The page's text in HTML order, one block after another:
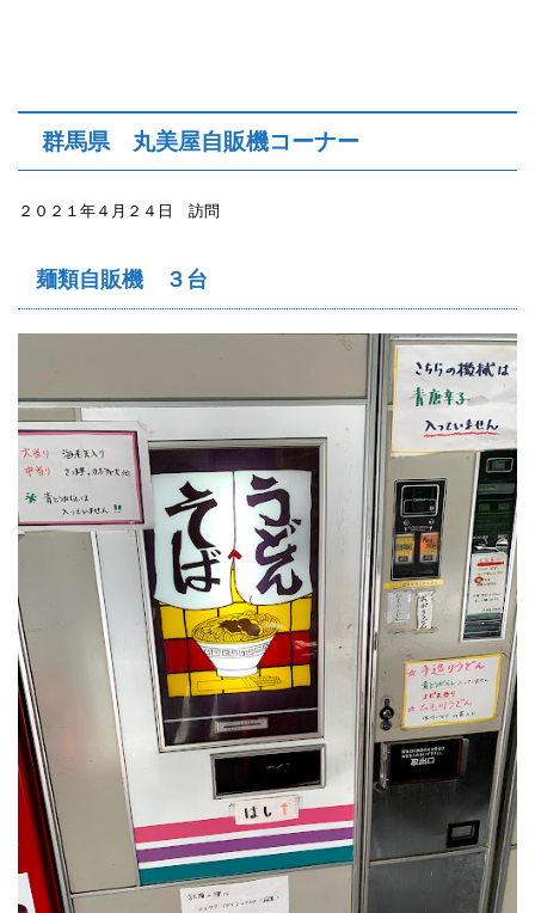
群馬県 丸美屋自販機コーナー
２０２１年４月２４日 訪問
麺類自販機 ３台